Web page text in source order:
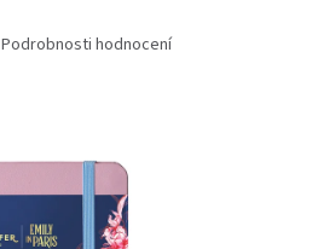
Podrobnosti hodnocení